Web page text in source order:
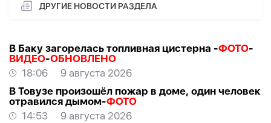
ДРУГИЕ НОВОСТИ РАЗДЕЛА
В Баку загорелась топливная цистерна -ФОТО-
ВИДЕО-ОБНОВЛЕНО
18:06
9 августа 2026
В Товузе произошёл пожар в доме, один человек
отравился дымом-ФОТО
14:53
9 августа 2026